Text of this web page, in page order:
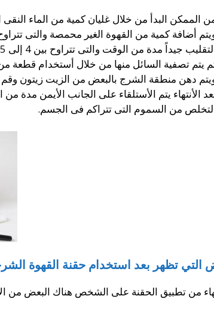
الممكن البدأ من خلال غليان كمية من الماء النقى
أضافة كمية من القهوة الغير محمصة والتى تتراوح بين 3 إلى 4 ملاعق من القهوة والتأكد من
جيداً مدة من الوقت والتى تتراوح بين 4 إلى 5 دقائق ويتم رفعه من على النار وتركه وذلك حتى تصبح درجة الحرارة مقاربة للجسم.
يتم تصفية السائل منها من خلال أستخدام قطعة
دهن منطقة الشرج بالبعض من الزيت زيتون
الأنتهاء يتم الأستلقاء على الجانب الأيمن
من السموم التى تتراكم فى الجسم.
التي تظهر بعد استخدام حقنة القهوة
من تطبيق الحقنة على الشخص هناك البعض